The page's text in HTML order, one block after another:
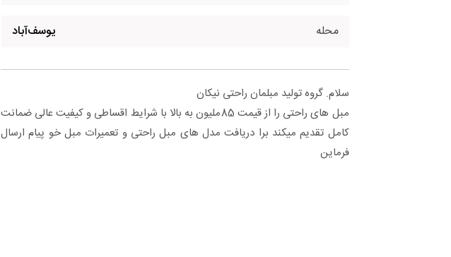
محله یوسف‌آباد
سلام. گروه تولید مبلمان راحتی نیکان
مبل های راحتی را از قیمت 85ملیون به بالا با شرایط اقساطی و کیفیت عالی ضمانت
کامل تقدیم میکند برا دریافت مدل های مبل راحتی و تعمیرات مبل خو پیام ارسال
فرماین